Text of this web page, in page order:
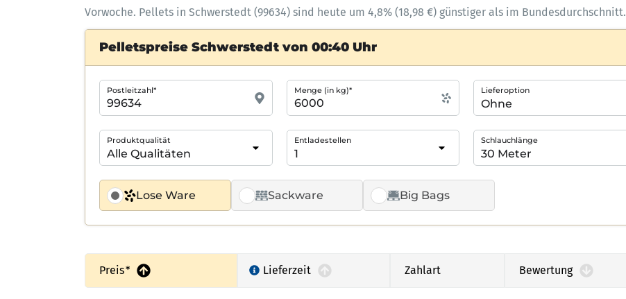
Vorwoche. Pellets in Schwerstedt (99634) sind heute um 4,8% (18,98 €) günstiger als im Bundesdurchschnitt.
Pelletspreise Schwerstedt von 00:40 Uhr
Lose Ware Sackware Big Bags
Postleitzahl* Menge (in kg)* Lieferoption
Produktqualität Entladestellen Schlauchlänge
Preis* Lieferzeit Zahlart Bewertung